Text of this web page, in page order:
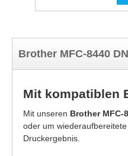
Brother MFC-8440
Mit kompatiblen
Mit unseren Brother MFC-
oder um
Druckergebnis.